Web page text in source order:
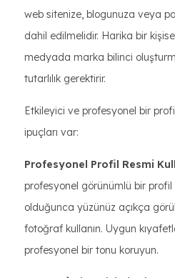
web sitenize, blogunuza veya
dahil edilmelidir. Harika bir
medyada marka bilinci
tutarlılık gerektirir.
Etkileyici ve profesyonel bir
ipuçları var:
Profesyonel Profil Resmi
profesyonel görünümlü bir
olduğunca yüzünüz açıkça
fotoğraf kullanın. Uygun
profesyonel bir tonu koruyun.